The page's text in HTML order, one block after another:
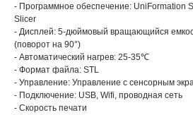
- Программное обеспечение: UniFormation
Slicer
- Дисплей: 5-дюймовый вращающийся
(поворот на 90°)
- Автоматический нагрев: 25-35℃
- Формат файла: STL
- Управление: Управление с сенсорным
- Подключение: USB, Wifi, проводная сеть
- Скорость печати